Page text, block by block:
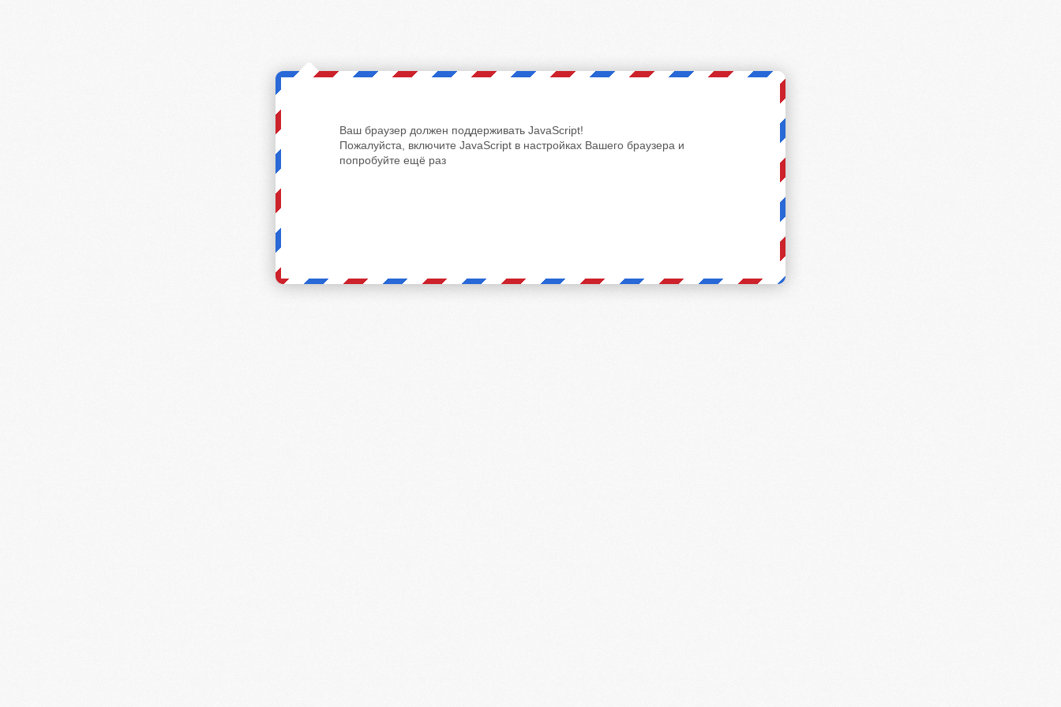
Ваш браузер должен поддерживать JavaScript!
Пожалуйста, включите JavaScript в настройках Вашего браузера и
попробуйте ещё раз